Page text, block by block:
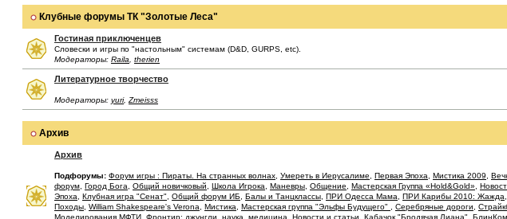
Клубные форумы ТК "Золотые Леса"
Гостиная приключенцев
Словески и игры по "настольным" системам (D&D, GURPS, etc).
Модераторы: Raila therien
Литературное творчество
Модераторы: yuri, Zmeisss
Архив
Архив
Подфорумы: Форум игры : Пираты. На странных волнах Умереть в Иерусалиме Первая Эпоха Мистика 2009
форум Город Бога Общий новичковый Школа Игрока Маневры Общение Мастерская Группа «Hold&Gold»
Эпоха
Клубная игра "Сенат" Общий форум ИБ Балы и Танцклассы ПРИ Одесса Мама ПРИ Карибы 2010: Жажда
Походы William Shakespeare's Verona Мистика Мастерская группа "Эльфы Будущего" Серебряные дороги
Моделирования МФТИ Фронтир: джунгли, наука, медицина Новости и статьи Кабачок "Бродячая Лиана" БлинКом